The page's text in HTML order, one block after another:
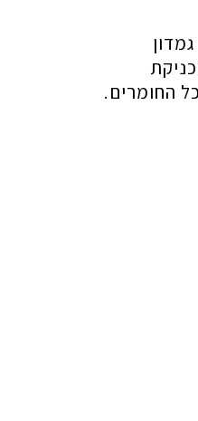
את כל החומרים.